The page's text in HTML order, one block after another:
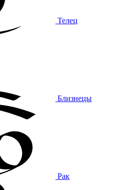
Телец
Близнецы
Рак